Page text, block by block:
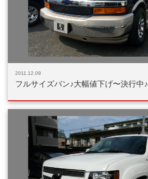
2011.12.09
フルサイズバン♪大幅値下げ〜決行中♪